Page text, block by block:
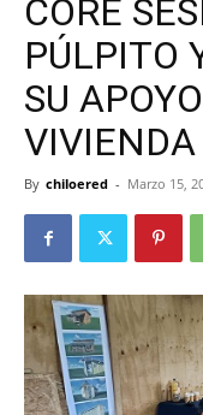
CORE
PÚLPITO
SU
By chiloered - Marzo 15,